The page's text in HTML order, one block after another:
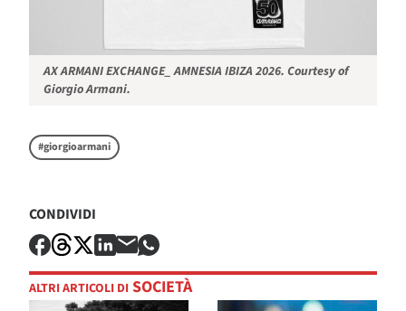
AX ARMANI EXCHANGE_ AMNESIA IBIZA 2026. Courtesy of
Giorgio Armani.
#giorgioarmani
CONDIVIDI
ALTRI ARTICOLI DI SOCIETÀ